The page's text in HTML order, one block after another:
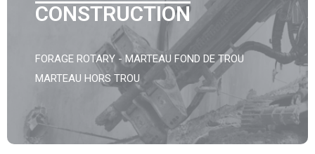
CONSTRUCTION
FORAGE ROTARY - MARTEAU FOND DE TROU
MARTEAU HORS TROU